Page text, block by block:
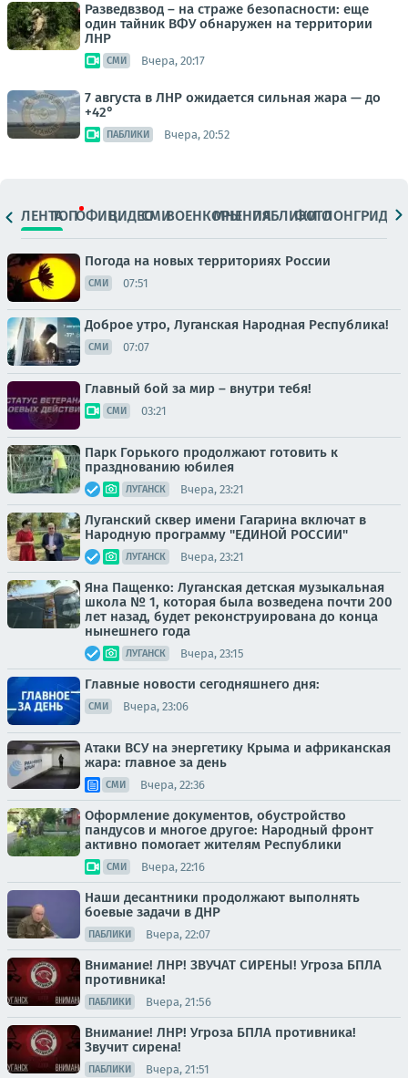
Разведвзвод – на страже безопасности: еще
один тайник ВФУ обнаружен на территории
ЛНР
СМИ Вчера, 20:17
7 августа в ЛНР ожидается сильная жара — до
+42°
ПАБЛИКИ Вчера, 20:52
ЛЕНТАТОПОФИЦ.ВИДЕОСМИВОЕНКОРЫМНЕНИЯПАБЛИКИ
ФОТОЛОНГРИДЫ
Погода на новых территориях России
СМИ 07:51
Доброе утро, Луганская Народная Республика!
СМИ 07:07
Главный бой за мир – внутри тебя!
СМИ 03:21
Парк Горького продолжают готовить к
празднованию юбилея
ЛУГАНСК Вчера, 23:21
Луганский сквер имени Гагарина включат в
Народную программу "ЕДИНОЙ РОССИИ"
ЛУГАНСК Вчера, 23:21
Яна Пащенко: Луганская детская музыкальная
школа № 1, которая была возведена почти 200
лет назад, будет реконструирована до конца
нынешнего года
ЛУГАНСК Вчера, 23:15
Главные новости сегодняшнего дня:
СМИ Вчера, 23:06
Атаки ВСУ на энергетику Крыма и африканская
жара: главное за день
СМИ Вчера, 22:36
Оформление документов, обустройство
пандусов и многое другое: Народный фронт
активно помогает жителям Республики
СМИ Вчера, 22:16
Наши десантники продолжают выполнять
боевые задачи в ДНР
ПАБЛИКИ Вчера, 22:07
Внимание! ЛНР! ЗВУЧАТ СИРЕНЫ! Угроза БПЛА
противника!
ПАБЛИКИ Вчера, 21:56
Внимание! ЛНР! Угроза БПЛА противника!
Звучит сирена!
ПАБЛИКИ Вчера, 21:51